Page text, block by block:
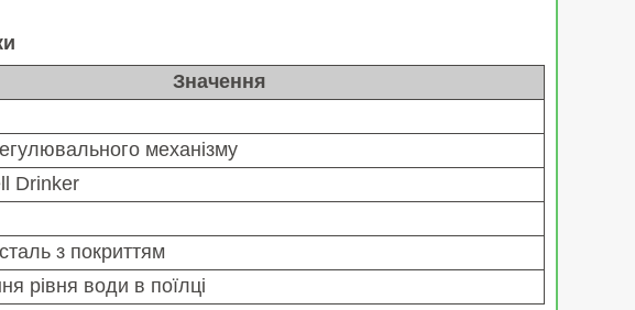
Значення
механізму
Drinker
з покриттям
рівня води в поїлці